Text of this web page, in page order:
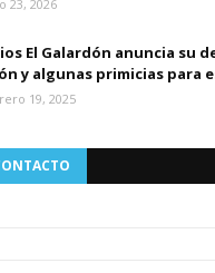
23, 2026
El Galardón anuncia su
y algunas primicias para
19, 2025